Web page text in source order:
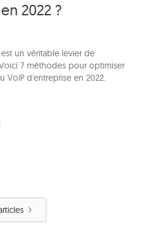
2022 ?
un véritable levier de
7 méthodes pour optimiser
VoIP d'entreprise en 2022.